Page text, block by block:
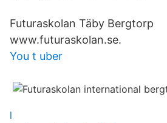
Futuraskolan Täby Bergtorp
www.futuraskolan.se.
You t uber
l